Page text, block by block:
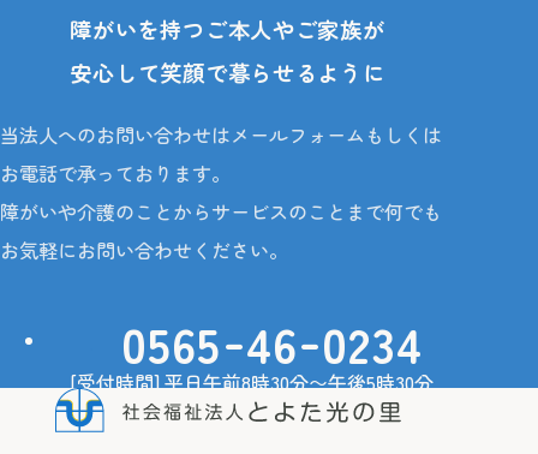
障害者支援施設
光の家
お申込みから
ご利用までの流
れ
ひかりの丘
お申込みから
ご利用までの流
障がいを持つご本人やご家族が
安心して笑顔で暮らせるように
当法人へのお問い合わせはメールフォームもしくは
お電話で承っております。
障がいや介護のことからサービスのことまで何でも
お気軽にお問い合わせください。
0565-46-0234
[受付時間] 平日午前8時30分〜午後5時30分
ご相談・お問い合わせ